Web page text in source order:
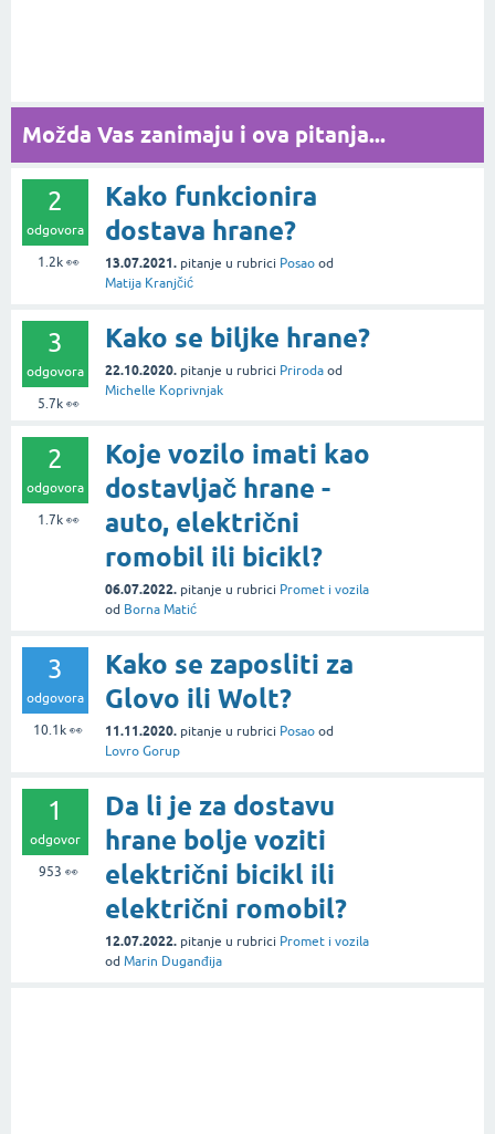
Možda Vas zanimaju i ova pitanja...
2
odgovora
1.2k👀
Kako funkcionira
dostava hrane?
13.07.2021. pitanje u rubrici Posao od
Matija Kranjčić
3
odgovora
5.7k👀
Kako se biljke hrane?
22.10.2020. pitanje u rubrici Priroda od
Michelle Koprivnjak
2
odgovora
1.7k👀
Koje vozilo imati kao
dostavljač hrane -
auto, električni
romobil ili bicikl?
06.07.2022. pitanje u rubrici Promet i vozila
od Borna Matić
3
odgovora
10.1k 👀
Kako se zaposliti za
Glovo ili Wolt?
11.11.2020. pitanje u rubrici Posao od
Lovro Gorup
1
odgovor
953 👀
Da li je za dostavu
hrane bolje voziti
električni bicikl ili
električni romobil?
12.07.2022. pitanje u rubrici Promet i vozila
od Marin Duganđija